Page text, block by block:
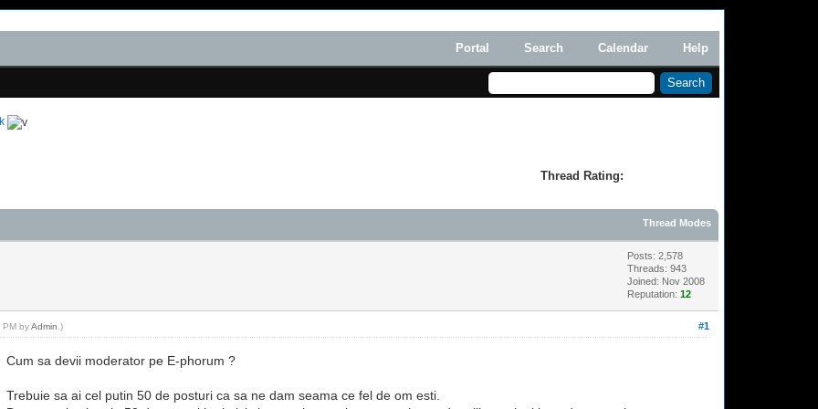
Portal Search Calendar Help
Thread Rating:
Thread Modes
Posts: 2,578
Threads: 943
Joined: Nov 2008
Reputation: 12
#1
PM byAdmin .)
Cum sa devii moderator pe E-phorum ?
Trebuie sa ai cel putin 50 de posturi ca sa ne dam seama ce fel de om esti.